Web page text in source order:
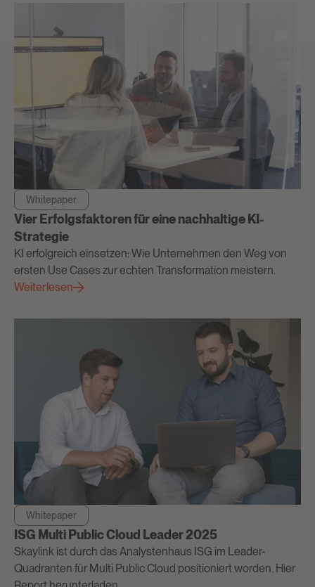
Whitepaper
Vier Erfolgsfaktoren für eine nachhaltige KI-
Strategie
KI erfolgreich einsetzen: Wie Unternehmen den Weg von
ersten Use Cases zur echten Transformation meistern.
Weiterlesen
Whitepaper
ISG Multi Public Cloud Leader 2025
Skaylink ist durch das Analystenhaus ISG im Leader-
Quadranten für Multi Public Cloud positioniert worden. Hier